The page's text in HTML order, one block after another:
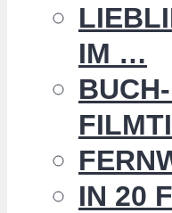
IM …
IN 20